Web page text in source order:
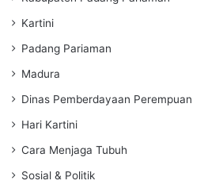
Kartini
Padang Pariaman
Madura
Dinas Pemberdayaan Perempuan
Hari Kartini
Cara Menjaga Tubuh
Sosial & Politik